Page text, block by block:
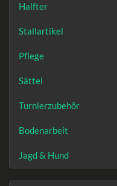
Halfter
Stallartikel
Pflege
Sättel
Turnierzubehör
Bodenarbeit
Jagd & Hund